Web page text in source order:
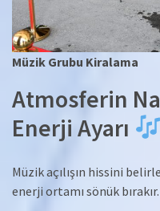
Müzik Grubu Kiralama
Atmosferin
Enerji Ayarı
Müzik açılışın hissini
enerji ortamı sönük